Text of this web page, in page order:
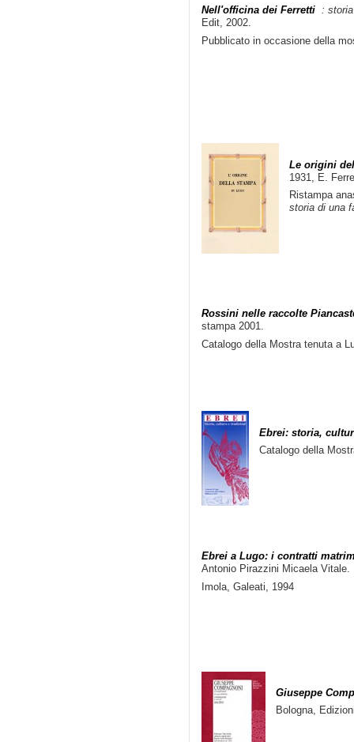
Nell'officina dei Ferretti :
Edit, 2002.
Pubblicato in occasione della
Le origini
1931, E.
Ristampa
storia di una
Rossini nelle raccolte
stampa 2001.
Catalogo della Mostra tenuta a
Ebrei: storia,
Catalogo della
Ebrei a Lugo: i contratti
Antonio Pirazzini Micaela Vitale.
Imola, Galeati, 1994
Giuseppe
Bologna,